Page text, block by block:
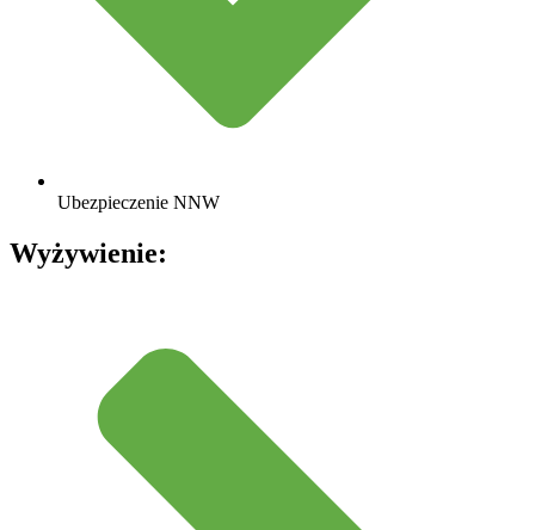
Ubezpieczenie NNW
Wyżywienie: